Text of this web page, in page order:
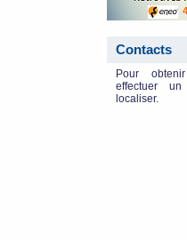
Contacts
Pour
effectuer
localiser.